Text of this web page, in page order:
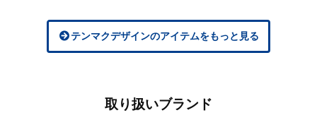
テンマクデザインのアイテムをもっと見る
取り扱いブランド